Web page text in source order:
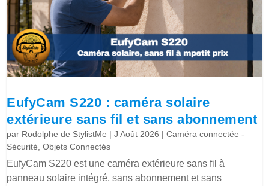
EufyCam S220 : caméra solaire
extérieure sans fil et sans abonnement
par Rodolphe de StylistMe |J Août 2026 |Caméra connectée -
Sécurité ,Objets Connectés
EufyCam S220 est une caméra extérieure sans fil à
panneau solaire intégré, sans abonnement et sans